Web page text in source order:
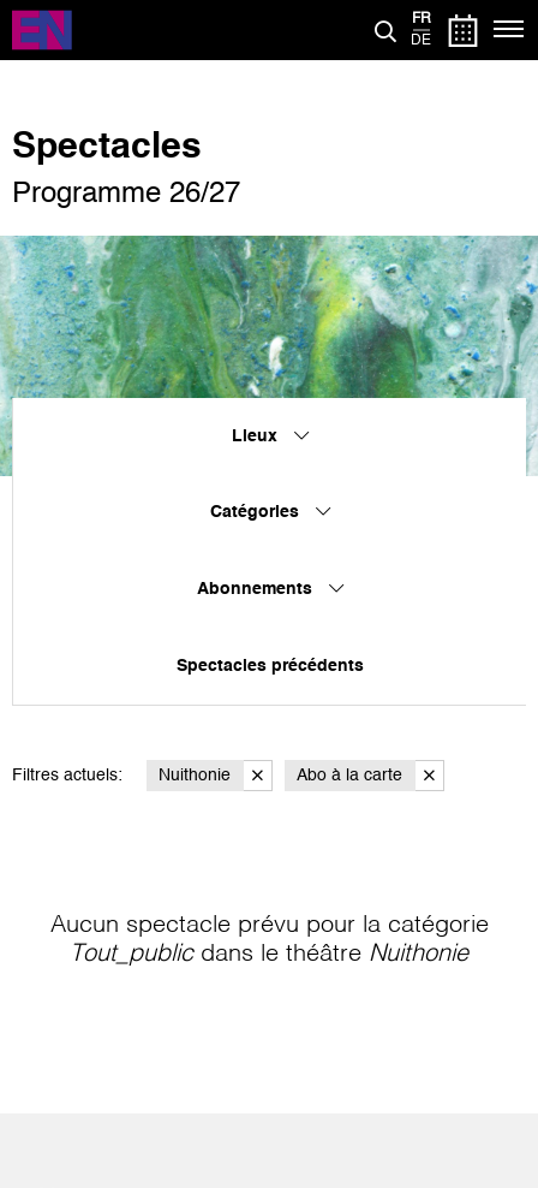
Aller
contenu
FR
DE
Spectacles
Programme 26/27
Lieux
Catégories
Abonnements
Spectacles précédents
Filtres actuels: Nuithonie Abo à la carte
Aucun spectacle prévu pour la catégorie
Tout_publicdans le théâtre Nuithonie